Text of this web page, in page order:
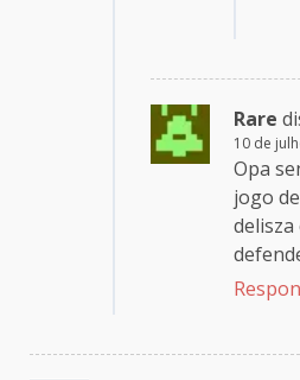
Rare
10 de
Opa
jogo